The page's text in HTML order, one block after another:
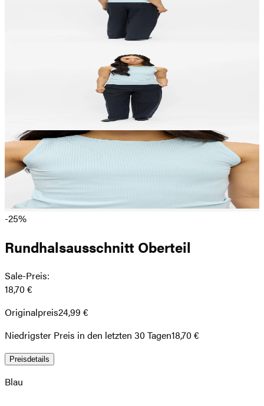
-25%
Rundhalsausschnitt Oberteil
Sale-Preis:
18,70 €
Originalpreis24,99 €
Niedrigster Preis in den letzten 30 Tagen18,70 €
Preisdetails
Blau